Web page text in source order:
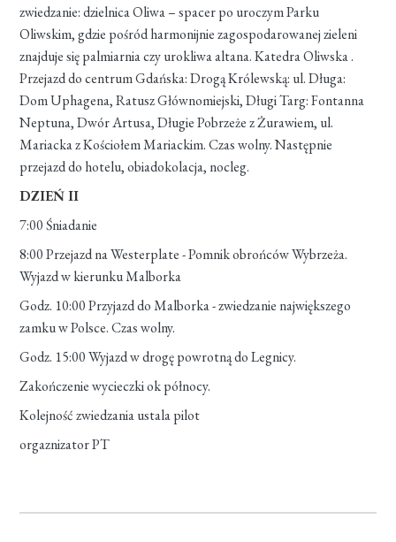
zwiedzanie: dzielnica Oliwa – spacer po uroczym Parku
Oliwskim, gdzie pośród harmonijnie zagospodarowanej zieleni
znajduje się palmiarnia czy urokliwa altana. Katedra Oliwska .
Przejazd do centrum Gdańska: Drogą Królewską: ul. Długa:
Dom Uphagena, Ratusz Głównomiejski, Długi Targ: Fontanna
Neptuna, Dwór Artusa, Długie Pobrzeże z Żurawiem, ul.
Mariacka z Kościołem Mariackim. Czas wolny. Następnie
przejazd do hotelu, obiadokolacja, nocleg.
DZIEŃ II
7:00 Śniadanie
8:00 Przejazd na Westerplate - Pomnik obrońców Wybrzeża.
Wyjazd w kierunku Malborka
Godz. 10:00 Przyjazd do Malborka - zwiedzanie największego
zamku w Polsce. Czas wolny.
Godz. 15:00 Wyjazd w drogę powrotną do Legnicy.
Zakończenie wycieczki ok północy.
Kolejność zwiedzania ustala pilot
orgaznizator PT